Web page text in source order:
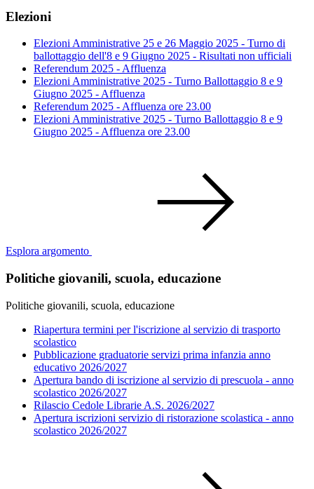
Elezioni
Elezioni Amministrative 25 e 26 Maggio 2025 - Turno di
ballottaggio dell'8 e 9 Giugno 2025 - Risultati non ufficiali
Referendum 2025 - Affluenza
Elezioni Amministrative 2025 - Turno Ballottaggio 8 e 9
Giugno 2025 - Affluenza
Referendum 2025 - Affluenza ore 23.00
Elezioni Amministrative 2025 - Turno Ballottaggio 8 e 9
Giugno 2025 - Affluenza ore 23.00
Esplora argomento
Politiche giovanili, scuola, educazione
Politiche giovanili, scuola, educazione
Riapertura termini per l'iscrizione al servizio di trasporto
scolastico
Pubblicazione graduatorie servizi prima infanzia anno
educativo 2026/2027
Apertura bando di iscrizione al servizio di prescuola - anno
scolastico 2026/2027
Rilascio Cedole Librarie A.S. 2026/2027
Apertura iscrizioni servizio di ristorazione scolastica - anno
scolastico 2026/2027